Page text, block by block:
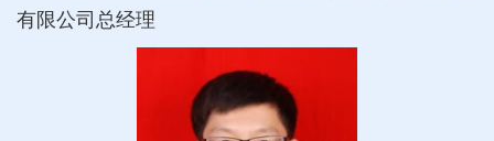
有限公司总经理